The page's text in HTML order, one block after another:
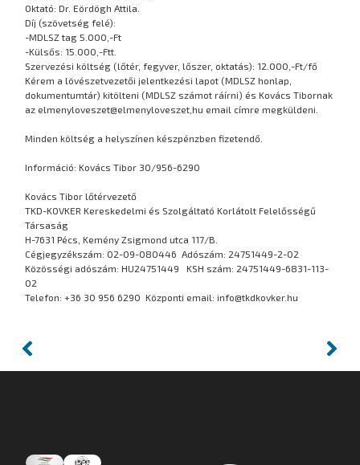
Oktató: Dr. Eördögh Attila.
Díj (szövetség felé):
-MDLSZ tag 5.000,-Ft
-Külsős: 15.000,-Ftt.
Szervezési költség (lőtér, fegyver, lőszer, oktatás): 12.000,-Ft/fő
Kérem a lövészetvezetői jelentkezési lapot (MDLSZ honlap,
dokumentumtár) kitölteni (MDLSZ számot ráírni) és Kovács Tibornak
az elmenyloveszet@elmenyloveszet,hu email címre megküldeni.
Minden költség a helyszínen készpénzben fizetendő.
Információ: Kovács Tibor 30/956-6290
Kovács Tibor lőtérvezető
TKD-KOVKER Kereskedelmi és Szolgáltató Korlátolt Felelősségű
Társaság
H-7631 Pécs, Kemény Zsigmond utca 117/B.
Cégjegyzékszám: 02-09-080446 Adószám: 24751449-2-02
Közösségi adószám: HU24751449 KSH szám: 24751449-6831-113-
02
Telefon: +36 30 956 6290 Központi email: info@tkdkovker.hu